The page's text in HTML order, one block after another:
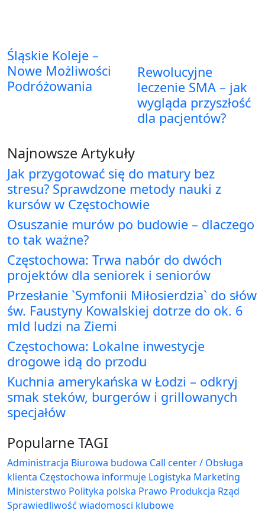
Śląskie Koleje –
Nowe Możliwości
Podróżowania
Rewolucyjne
leczenie SMA – jak
wygląda przyszłość
dla pacjentów?
Najnowsze Artykuły
Jak przygotować się do matury bez
stresu? Sprawdzone metody nauki z
kursów w Częstochowie
Osuszanie murów po budowie – dlaczego
to tak ważne?
Częstochowa: Trwa nabór do dwóch
projektów dla seniorek i seniorów
Przesłanie `Symfonii Miłosierdzia` do słów
św. Faustyny Kowalskiej dotrze do ok. 6
mld ludzi na Ziemi
Częstochowa: Lokalne inwestycje
drogowe idą do przodu
Kuchnia amerykańska w Łodzi – odkryj
smak steków, burgerów i grillowanych
specjałów
Popularne TAGI
Administracja Biurowa budowa Call center / Obsługa
klienta Częstochowa informuje Logistyka Marketing
Ministerstwo Polityka polska Prawo Produkcja Rząd
Sprawiedliwość wiadomosci klubowe